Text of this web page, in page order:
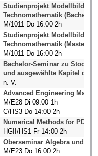
Studienprojekt
Technomathematik (Bachelor)
M/1011 Do 16:00 2h
Studienprojekt
Technomathematik (Master)
M/1011 Do 16:00 2h
Bachelor-Seminar zu
und ausgewählte Kapitel der
n. V.
Advanced Engineering
M/E28 Di 09:00 1h
C/HS3 Do 14:00 2h
Numerical Methods for PDEs
HGII/HS1 Fr 14:00 2h
Oberseminar Algebra und
M/E23 Do 16:00 2h